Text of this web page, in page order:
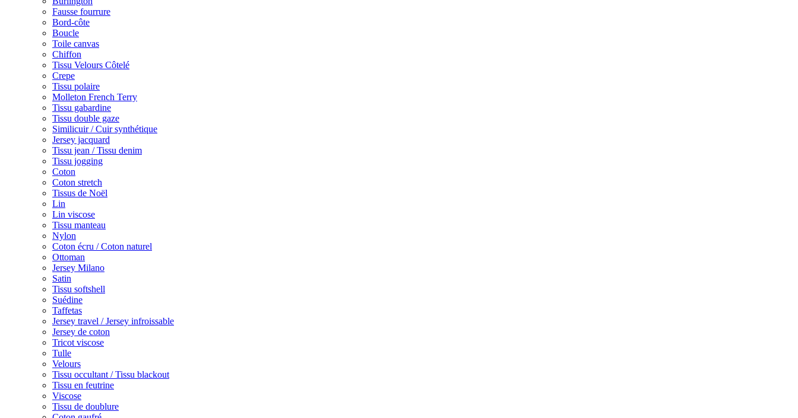
Fausse fourrure
Bord-côte
Boucle
Toile canvas
Chiffon
Tissu Velours Côtelé
Crepe
Tissu polaire
Molleton French Terry
Tissu gabardine
Tissu double gaze
Similicuir / Cuir synthétique
Jersey jacquard
Tissu jean / Tissu denim
Tissu jogging
Coton
Coton stretch
Tissus de Noël
Lin
Lin viscose
Tissu manteau
Nylon
Coton écru / Coton naturel
Ottoman
Jersey Milano
Satin
Tissu softshell
Suédine
Taffetas
Jersey travel / Jersey infroissable
Jersey de coton
Tricot viscose
Tulle
Velours
Tissu occultant / Tissu blackout
Tissu en feutrine
Viscose
Tissu de doublure